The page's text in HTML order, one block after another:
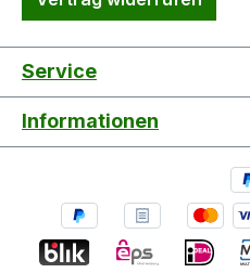
Service
Informationen